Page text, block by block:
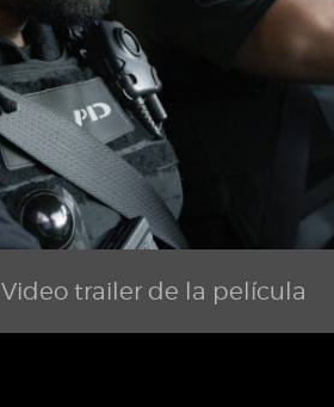
Video trailer de la película